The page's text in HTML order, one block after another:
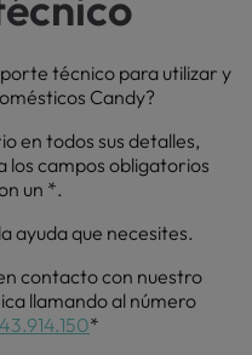
técnico para utilizar y
Candy?
en todos sus detalles,
los campos obligatorios
un *.
ayuda que necesites.
contacto con nuestro
llamando al número
*